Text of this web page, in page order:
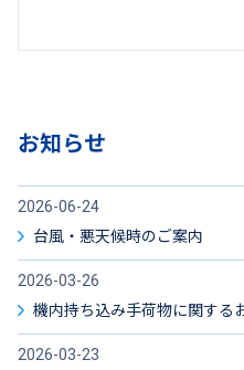
お知らせ
2026-06-24
台風・悪天候時のご案内
2026-03-26
機内持ち込み手荷物に関する
2026-03-23